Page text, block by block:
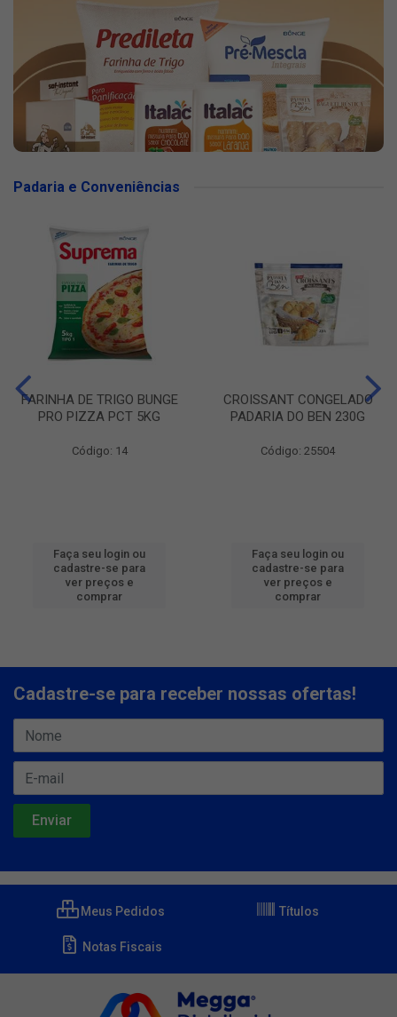
Padaria e Conveniências
FARINHA DE TRIGO BUNGE
PRO PIZZA PCT 5KG
Código: 14
Faça seu login ou
cadastre-se para
ver preços e
comprar
CROISSANT CONGELADO
PADARIA DO BEN 230G
Código: 25504
Faça seu login ou
cadastre-se para
ver preços e
comprar
Cadastre-se para receber nossas ofertas!
Meus Pedidos Títulos
Notas Fiscais